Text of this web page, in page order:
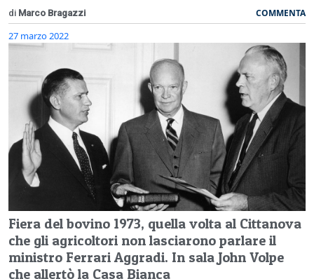
di Marco Bragazzi COMMENTA
27 marzo 2022
Fiera del bovino 1973, quella volta al Cittanova
che gli agricoltori non lasciarono parlare il
ministro Ferrari Aggradi. In sala John Volpe
che allertò la Casa Bianca